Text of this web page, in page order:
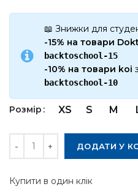
📖 Знижки для
-15% на товари
backtoschool-15
-10% на товари koi
backtoschool-10
Розмір XS S M
ДОДАТИ У
Купити в один клік